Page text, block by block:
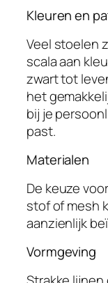
Kleuren en
Veel stoelen
scala aan
zwart tot
het
bij je
past.
Materialen
De keuze
stof of mesh
aanzienlijk
Vormgeving